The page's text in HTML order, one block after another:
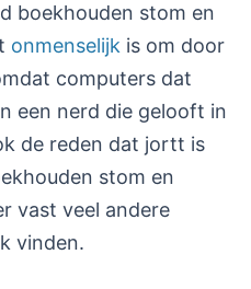
boekhouden stom en
onmenselijk is om door
computers dat
een nerd die gelooft in
de reden dat jortt is
stom en
vast veel andere
vinden.